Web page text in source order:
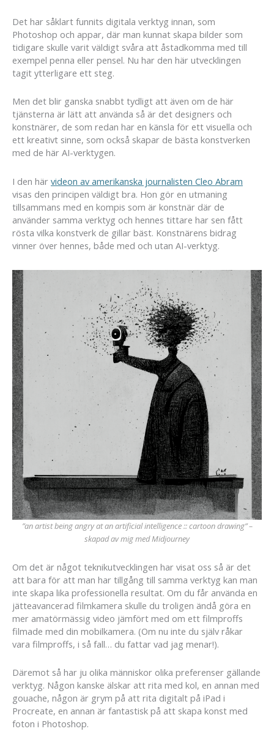
Det har såklart funnits digitala verktyg innan, som
Photoshop och appar, där man kunnat skapa bilder som
tidigare skulle varit väldigt svåra att åstadkomma med till
exempel penna eller pensel. Nu har den här utvecklingen
tagit ytterligare ett steg.
Men det blir ganska snabbt tydligt att även om de här
tjänsterna är lätt att använda så är det designers och
konstnärer, de som redan har en känsla för ett visuella och
ett kreativt sinne, som också skapar de bästa konstverken
med de här AI-verktygen.
I den här videon av amerikanska journalisten Cleo Abram
visas den principen väldigt bra. Hon gör en utmaning
tillsammans med en kompis som är konstnär där de
använder samma verktyg och hennes tittare har sen fått
rösta vilka konstverk de gillar bäst. Konstnärens bidrag
vinner över hennes, både med och utan AI-verktyg.
”an artist being angry at an artificial intelligence :: cartoon drawing” –
skapad av mig med Midjourney
Om det är något teknikutvecklingen har visat oss så är det
att bara för att man har tillgång till samma verktyg kan man
inte skapa lika professionella resultat. Om du får använda en
jätteavancerad filmkamera skulle du troligen ändå göra en
mer amatörmässig video jämfört med om ett filmproffs
filmade med din mobilkamera. (Om nu inte du själv råkar
vara filmproffs, i så fall… du fattar vad jag menar!).
Däremot så har ju olika människor olika preferenser gällande
verktyg. Någon kanske älskar att rita med kol, en annan med
gouache, någon är grym på att rita digitalt på iPad i
Procreate, en annan är fantastisk på att skapa konst med
foton i Photoshop.